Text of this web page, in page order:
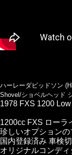
ハーレーダビッドソン
Shovel/ショベルヘッド
1978 FXS 1200
1200cc FXS ローラ
珍しいオプション
国内登録済み 車検
オリジナルコンデ